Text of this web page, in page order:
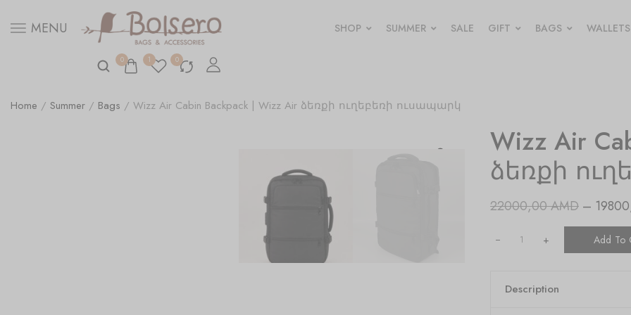
MENU SHOP SUMMER SALE GIFT BAGS WALLETS
0 1 0
Home / Summer / Bags / Wizz Air Cabin Backpack | Wizz Air ձեռքի ուղեբեռի ուսապարկ
Wizz Air
ձեռքի
22000,00AMD –
+ Add To
Description